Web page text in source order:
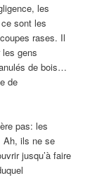
les
sont les
rases. Il
gens
de bois…
de
pas: les
Ah, ils ne se
jusqu’à faire